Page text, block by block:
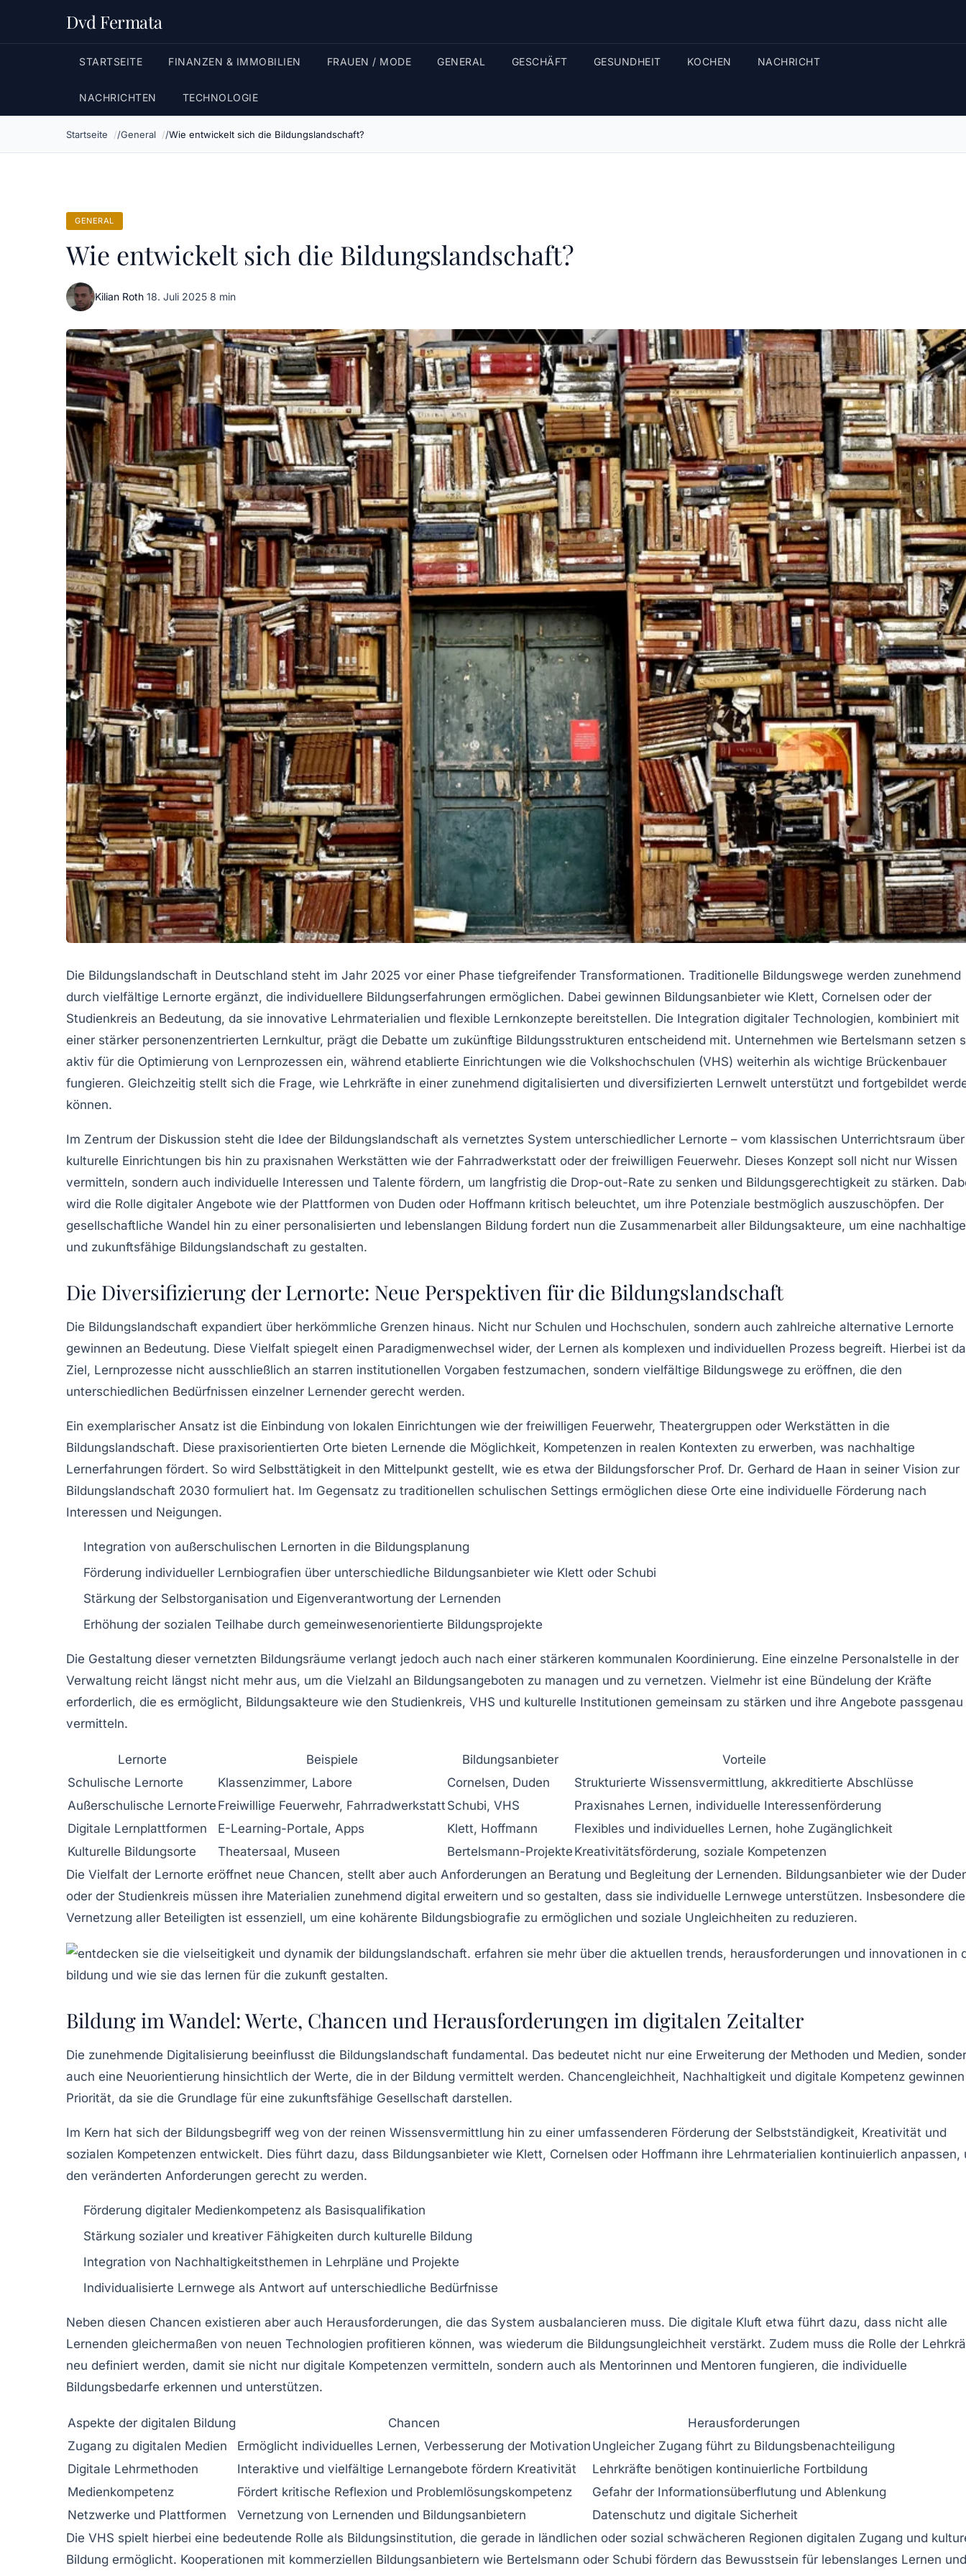
Dvd Fermata
STARTSEITE FINANZEN & IMMOBILIEN FRAUEN / MODE GENERAL GESCHÄFT GESUNDHEIT KOCHEN NACHRICHT
NACHRICHTEN TECHNOLOGIE
Startseite General Wie entwickelt sich die Bildungslandschaft?
GENERAL
Wie entwickelt sich die Bildungslandschaft?
Kilian Roth·18. Juli 2025·8 min
Die Bildungslandschaft in Deutschland steht im Jahr 2025 vor einer Phase tiefgreifender Transformationen. Traditionelle Bildungswege werden zunehmend
durch vielfältige Lernorte ergänzt, die individuellere Bildungserfahrungen ermöglichen. Dabei gewinnen Bildungsanbieter wie Klett, Cornelsen oder der
Studienkreis an Bedeutung, da sie innovative Lehrmaterialien und flexible Lernkonzepte bereitstellen. Die Integration digitaler Technologien, kombiniert mit
einer stärker personenzentrierten Lernkultur, prägt die Debatte um zukünftige Bildungsstrukturen entscheidend mit. Unternehmen wie Bertelsmann setzen
aktiv für die Optimierung von Lernprozessen ein, während etablierte Einrichtungen wie die Volkshochschulen (VHS) weiterhin als wichtige Brückenbauer
fungieren. Gleichzeitig stellt sich die Frage, wie Lehrkräfte in einer zunehmend digitalisierten und diversifizierten Lernwelt unterstützt und fortgebildet
können.
Im Zentrum der Diskussion steht die Idee der Bildungslandschaft als vernetztes System unterschiedlicher Lernorte – vom klassischen Unterrichtsraum über
kulturelle Einrichtungen bis hin zu praxisnahen Werkstätten wie der Fahrradwerkstatt oder der freiwilligen Feuerwehr. Dieses Konzept soll nicht nur Wissen
vermitteln, sondern auch individuelle Interessen und Talente fördern, um langfristig die Drop-out-Rate zu senken und Bildungsgerechtigkeit zu stärken.
wird die Rolle digitaler Angebote wie der Plattformen von Duden oder Hoffmann kritisch beleuchtet, um ihre Potenziale bestmöglich auszuschöpfen. Der
gesellschaftliche Wandel hin zu einer personalisierten und lebenslangen Bildung fordert nun die Zusammenarbeit aller Bildungsakteure, um eine nachhaltige
und zukunftsfähige Bildungslandschaft zu gestalten.
Die Diversifizierung der Lernorte: Neue Perspektiven für die Bildungslandschaft
Die Bildungslandschaft expandiert über herkömmliche Grenzen hinaus. Nicht nur Schulen und Hochschulen, sondern auch zahlreiche alternative Lernorte
gewinnen an Bedeutung. Diese Vielfalt spiegelt einen Paradigmenwechsel wider, der Lernen als komplexen und individuellen Prozess begreift. Hierbei ist
Ziel, Lernprozesse nicht ausschließlich an starren institutionellen Vorgaben festzumachen, sondern vielfältige Bildungswege zu eröffnen, die den
unterschiedlichen Bedürfnissen einzelner Lernender gerecht werden.
Ein exemplarischer Ansatz ist die Einbindung von lokalen Einrichtungen wie der freiwilligen Feuerwehr, Theatergruppen oder Werkstätten in die
Bildungslandschaft. Diese praxisorientierten Orte bieten Lernende die Möglichkeit, Kompetenzen in realen Kontexten zu erwerben, was nachhaltige
Lernerfahrungen fördert. So wird Selbsttätigkeit in den Mittelpunkt gestellt, wie es etwa der Bildungsforscher Prof. Dr. Gerhard de Haan in seiner Vision zur
Bildungslandschaft 2030 formuliert hat. Im Gegensatz zu traditionellen schulischen Settings ermöglichen diese Orte eine individuelle Förderung nach
Interessen und Neigungen.
Integration von außerschulischen Lernorten in die Bildungsplanung
Förderung individueller Lernbiografien über unterschiedliche Bildungsanbieter wie Klett oder Schubi
Stärkung der Selbstorganisation und Eigenverantwortung der Lernenden
Erhöhung der sozialen Teilhabe durch gemeinwesenorientierte Bildungsprojekte
Die Gestaltung dieser vernetzten Bildungsräume verlangt jedoch auch nach einer stärkeren kommunalen Koordinierung. Eine einzelne Personalstelle in der
Verwaltung reicht längst nicht mehr aus, um die Vielzahl an Bildungsangeboten zu managen und zu vernetzen. Vielmehr ist eine Bündelung der Kräfte
erforderlich, die es ermöglicht, Bildungsakteure wie den Studienkreis, VHS und kulturelle Institutionen gemeinsam zu stärken und ihre Angebote passgenau
vermitteln.
Lernorte Beispiele Bildungsanbieter
Vorteile
Schulische Lernorte
Klassenzimmer, Labore Cornelsen, Duden
Strukturierte Wissensvermittlung, akkreditierte Abschlüsse
Außerschulische Lernorte Freiwillige Feuerwehr, Fahrradwerkstatt Schubi, VHS
Praxisnahes Lernen, individuelle Interessenförderung
Digitale Lernplattformen
E-Learning-Portale, Apps Klett, Hoffmann
Flexibles und individuelles Lernen, hohe Zugänglichkeit
Kulturelle Bildungsorte
Theatersaal, Museen Bertelsmann-Projekte Kreativitätsförderung, soziale Kompetenzen
Die Vielfalt der Lernorte eröffnet neue Chancen, stellt aber auch Anforderungen an Beratung und Begleitung der Lernenden. Bildungsanbieter wie der
oder der Studienkreis müssen ihre Materialien zunehmend digital erweitern und so gestalten, dass sie individuelle Lernwege unterstützen. Insbesondere die
Vernetzung aller Beteiligten ist essenziell, um eine kohärente Bildungsbiografie zu ermöglichen und soziale Ungleichheiten zu reduzieren.
Bildung im Wandel: Werte, Chancen und Herausforderungen im digitalen Zeitalter
Die zunehmende Digitalisierung beeinflusst die Bildungslandschaft fundamental. Das bedeutet nicht nur eine Erweiterung der Methoden und Medien,
auch eine Neuorientierung hinsichtlich der Werte, die in der Bildung vermittelt werden. Chancengleichheit, Nachhaltigkeit und digitale Kompetenz
Priorität, da sie die Grundlage für eine zukunftsfähige Gesellschaft darstellen.
Im Kern hat sich der Bildungsbegriff weg von der reinen Wissensvermittlung hin zu einer umfassenderen Förderung der Selbstständigkeit, Kreativität und
sozialen Kompetenzen entwickelt. Dies führt dazu, dass Bildungsanbieter wie Klett, Cornelsen oder Hoffmann ihre Lehrmaterialien kontinuierlich anpassen,
den veränderten Anforderungen gerecht zu werden.
Förderung digitaler Medienkompetenz als Basisqualifikation
Stärkung sozialer und kreativer Fähigkeiten durch kulturelle Bildung
Integration von Nachhaltigkeitsthemen in Lehrpläne und Projekte
Individualisierte Lernwege als Antwort auf unterschiedliche Bedürfnisse
Neben diesen Chancen existieren aber auch Herausforderungen, die das System ausbalancieren muss. Die digitale Kluft etwa führt dazu, dass nicht alle
Lernenden gleichermaßen von neuen Technologien profitieren können, was wiederum die Bildungsungleichheit verstärkt. Zudem muss die Rolle der
neu definiert werden, damit sie nicht nur digitale Kompetenzen vermitteln, sondern auch als Mentorinnen und Mentoren fungieren, die individuelle
Bildungsbedarfe erkennen und unterstützen.
Aspekte der digitalen Bildung Chancen
Herausforderungen
Zugang zu digitalen Medien
Ermöglicht individuelles Lernen, Verbesserung der Motivation Ungleicher Zugang führt zu Bildungsbenachteiligung
Digitale Lehrmethoden
Interaktive und vielfältige Lernangebote fördern Kreativität
Lehrkräfte benötigen kontinuierliche Fortbildung
Medienkompetenz
Fördert kritische Reflexion und Problemlösungskompetenz
Gefahr der Informationsüberflutung und Ablenkung
Netzwerke und Plattformen
Vernetzung von Lernenden und Bildungsanbietern
Datenschutz und digitale Sicherheit
Die VHS spielt hierbei eine bedeutende Rolle als Bildungsinstitution, die gerade in ländlichen oder sozial schwächeren Regionen digitalen Zugang und
Bildung ermöglicht. Kooperationen mit kommerziellen Bildungsanbietern wie Bertelsmann oder Schubi fördern das Bewusstsein für lebenslanges Lernen und